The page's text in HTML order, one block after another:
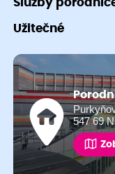
Služby
Užitečné
547 69